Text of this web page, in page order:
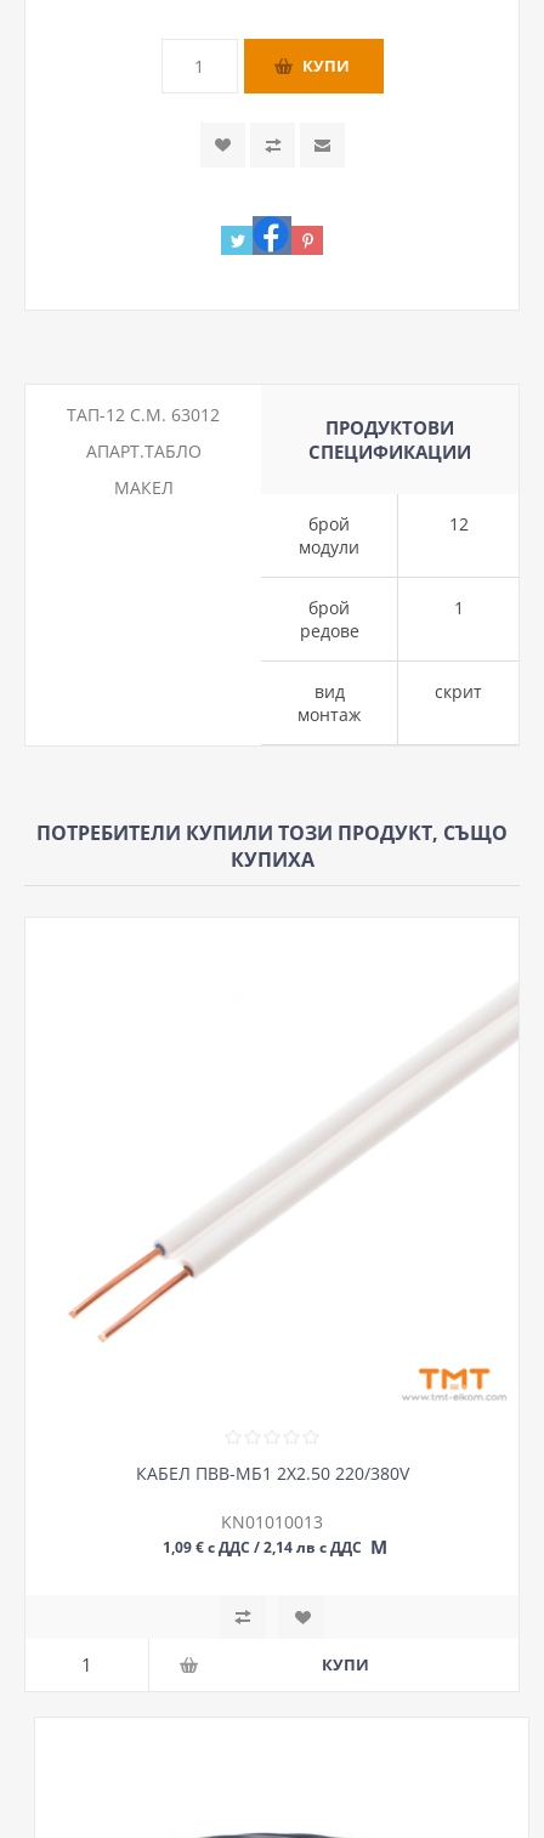
ТАП-12 С.М. 63012
АПАРТ.ТАБЛО
МАКЕЛ
ПРОДУКТОВИ
СПЕЦИФИКАЦИИ
брой
модули
12
брой
редове
1
вид
монтаж
скрит
ПОТРЕБИТЕЛИ КУПИЛИ ТОЗИ ПРОДУКТ, СЪЩО
КУПИХА
КАБЕЛ ПВВ-МБ1 2Х2.50 220/380V
KN01010013
1,09 € с ДДС / 2,14 лв с ДДС М